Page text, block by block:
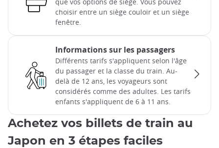
que vos options de siège. Vous pouvez
choisir entre un siège couloir et un siège
fenêtre.
Informations sur les passagers
Différents tarifs s'appliquent selon l'âge
du passager et la classe du train. Au-
delà de 12 ans, les voyageurs sont
considérés comme des adultes. Les tarifs
enfants s'appliquent de 6 à 11 ans.
Achetez vos billets de train au
Japon en 3 étapes faciles